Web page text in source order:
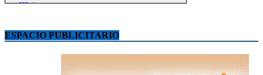
ESPACIO PUBLICITARIO